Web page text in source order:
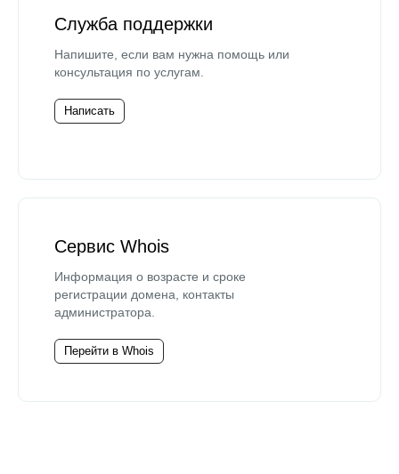
Служба поддержки
Напишите, если вам нужна помощь или
консультация по услугам.
Написать
Сервис Whois
Информация о возрасте и сроке
регистрации домена, контакты
администратора.
Перейти в Whois